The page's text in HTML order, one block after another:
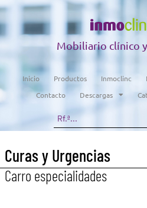
Mobiliario clínico
Inicio Productos Inmoclinc
Contacto
Descargas
Curas y Urgencias
Carro especialidades